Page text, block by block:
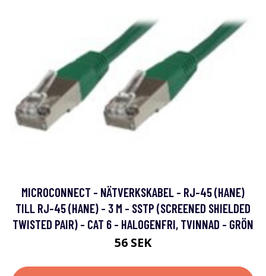
MICROCONNECT - NÄTVERKSKABEL - RJ-45 (HANE)
TILL RJ-45 (HANE) - 3 M - SSTP (SCREENED SHIELDED
TWISTED PAIR) - CAT 6 - HALOGENFRI, TVINNAD - GRÖN
56 SEK